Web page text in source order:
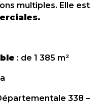
multiples. Elle est
: de 1 385 m²
338 –